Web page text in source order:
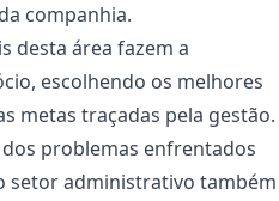
companhia.
desta área fazem a
escolhendo os melhores
metas traçadas pela gestão.
problemas enfrentados
setor administrativo também